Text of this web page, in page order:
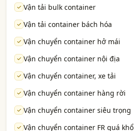
Vận tải bulk container
Vận tải container bách hóa
Vận chuyển container hở mái
Vận chuyển container nội địa
Vận chuyển container, xe tải
Vận chuyển container hàng rời
Vận chuyển container siêu trọng
Vận chuyển container FR quá khổ